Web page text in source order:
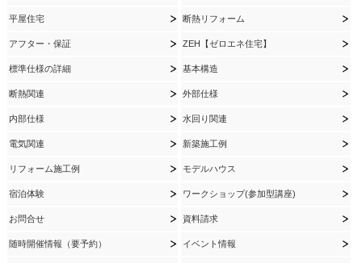
平屋住宅 断熱リフォーム
アフター・保証 ZEH【ゼロエネ住宅】
標準仕様の詳細 基本構造
断熱関連 外部仕様
内部仕様 水回り関連
電気関連 新築施工例
リフォーム施工例 モデルハウス
宿泊体験 ワークショップ(参加型講座)
お問合せ 資料請求
随時開催情報（要予約） イベント情報